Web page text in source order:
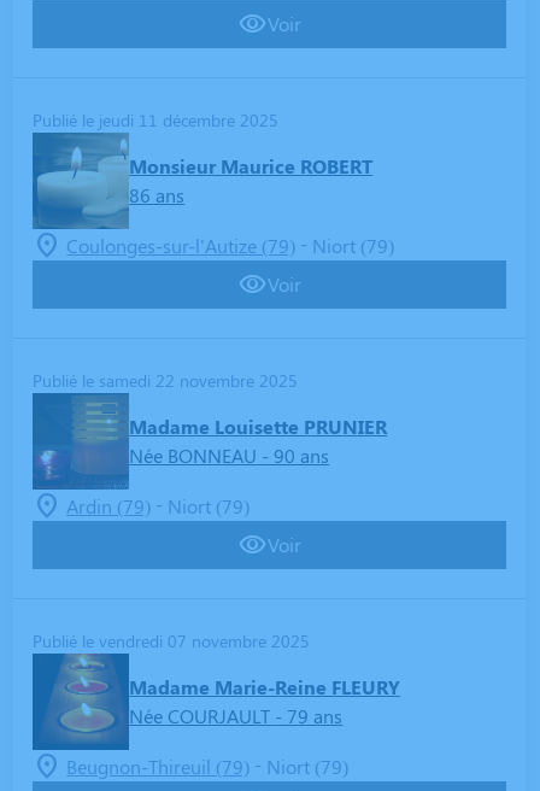
Voir
Publié le jeudi 11 décembre 2025
Monsieur Maurice ROBERT
86 ans
Coulonges-sur-l'Autize (79) - Niort (79)
Voir
Publié le samedi 22 novembre 2025
Madame Louisette PRUNIER
Née BONNEAU - 90 ans
Ardin (79) - Niort (79)
Voir
Publié le vendredi 07 novembre 2025
Madame Marie-Reine FLEURY
Née COURJAULT - 79 ans
Beugnon-Thireuil (79) - Niort (79)